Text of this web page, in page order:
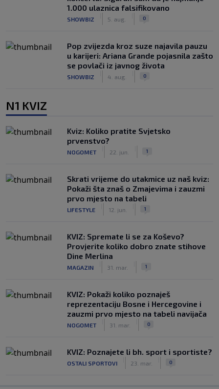
1.000 ulaznica falsifikovano
SHOWBIZ 5. aug. 0
Pop zvijezda kroz suze najavila pauzu
u karijeri: Ariana Grande pojasnila zašto
se povlači iz javnog života
SHOWBIZ 4. aug. 0
N1 KVIZ
Kviz: Koliko pratite Svjetsko
prvenstvo?
NOGOMET 22. jun. 1
Skrati vrijeme do utakmice uz naš kviz:
Pokaži šta znaš o Zmajevima i zauzmi
prvo mjesto na tabeli
LIFESTYLE 12. jun. 1
KVIZ: Spremate li se za Koševo?
Provjerite koliko dobro znate stihove
Dine Merlina
MAGAZIN 31. mar. 1
KVIZ: Pokaži koliko poznaješ
reprezentaciju Bosne i Hercegovine i
zauzmi prvo mjesto na tabeli navijača
NOGOMET 31. mar. 0
KVIZ: Poznajete li bh. sport i sportiste?
OSTALI SPORTOVI 23. mar. 0